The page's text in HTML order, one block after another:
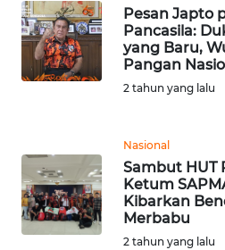
Pesan Japto
Pancasila:
yang Baru,
Pangan
2 tahun yang lalu
Nasional
Sambut HUT
Ketum
Kibarkan
Merbabu
2 tahun yang lalu
PADANG
LAWAS
WN
CIANJUR
WN
KEPULAUAN